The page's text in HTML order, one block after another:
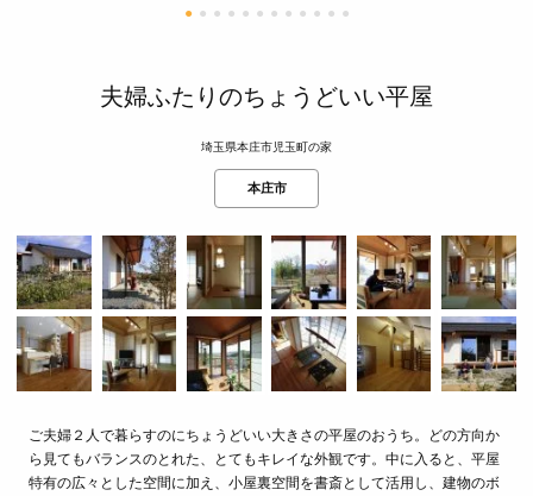
● ● ● ● ● ● ● ● ● ● ● ●
夫婦ふたりのちょうどいい平屋
埼玉県本庄市児玉町の家
本庄市
ご夫婦２人で暮らすのにちょうどいい大きさの平屋のおうち。どの方向か
ら見てもバランスのとれた、とてもキレイな外観です。中に入ると、平屋
特有の広々とした空間に加え、小屋裏空間を書斎として活用し、建物のボ